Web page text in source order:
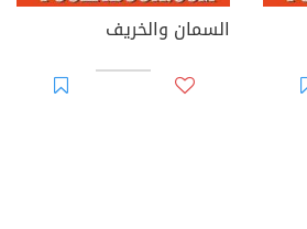
السمان والخريف